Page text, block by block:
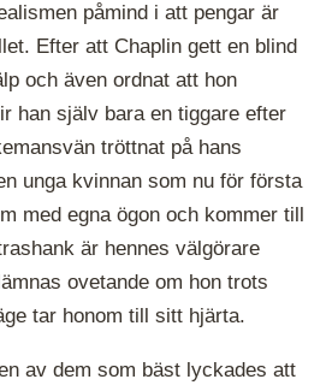
påmind i att pengar är
Efter att Chaplin gett en blind
och även ordnat att hon
han själv bara en tiggare efter
tröttnat på hans
unga kvinnan som nu för första
med egna ögon och kommer till
är hennes välgörare
ovetande om hon trots
tar honom till sitt hjärta.
av dem som bäst lyckades att